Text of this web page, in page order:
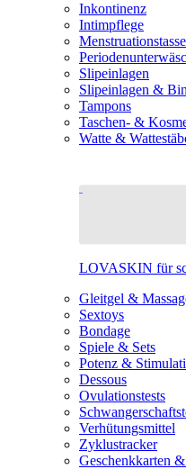
Inkontinenz
Intimpflege
Slipeinlagen
Slipeinlagen &
Tampons
Taschen- &
Watte &
LOVASKIN für
Gleitgel &
Sextoys
Bondage
Spiele & Sets
Potenz &
Dessous
Ovulationstests
Verhütungsmittel
Zyklustracker
Geschenkkarten